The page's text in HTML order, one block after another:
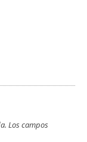
Los campos